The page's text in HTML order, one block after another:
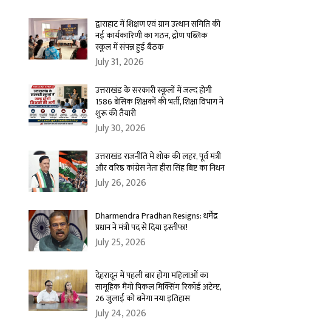
द्वाराहाट में शिक्षण एवं ग्राम उत्थान समिति की
नई कार्यकारिणी का गठन, द्रोण पब्लिक
स्कूल में संपन्न हुई बैठक
July 31, 2026
उत्तराखंड के सरकारी स्कूलों में जल्द होगी
1586 बेसिक शिक्षकों की भर्ती, शिक्षा विभाग ने
शुरू की तैयारी
July 30, 2026
उत्तराखंड राजनीति में शोक की लहर, पूर्व मंत्री
और वरिष्ठ कांग्रेस नेता हीरा सिंह बिष्ट का निधन
July 26, 2026
Dharmendra Pradhan Resigns: धर्मेंद्र
प्रधान ने मंत्री पद से दिया इस्तीफा!
July 25, 2026
देहरादून में पहली बार होगा महिलाओं का
सामूहिक मैंगो पिकल मिक्सिंग रिकॉर्ड अटेम्प्ट,
26 जुलाई को बनेगा नया इतिहास
July 24, 2026